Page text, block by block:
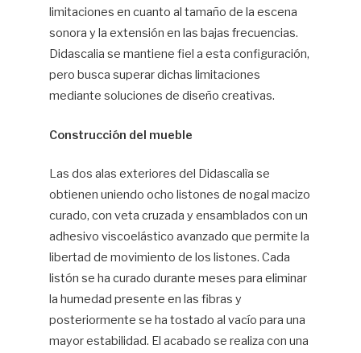
limitaciones en cuanto al tamaño de la escena
sonora y la extensión en las bajas frecuencias.
Didascalia se mantiene fiel a esta configuración,
pero busca superar dichas limitaciones
mediante soluciones de diseño creativas.
Construcción del mueble
Las dos alas exteriores del Didascalìa se
obtienen uniendo ocho listones de nogal macizo
curado, con veta cruzada y ensamblados con un
adhesivo viscoelástico avanzado que permite la
libertad de movimiento de los listones. Cada
listón se ha curado durante meses para eliminar
la humedad presente en las fibras y
posteriormente se ha tostado al vacío para una
mayor estabilidad. El acabado se realiza con una